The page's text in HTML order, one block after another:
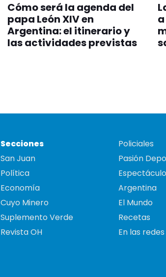
Cómo será la agenda del
papa León XIV en
Argentina: el itinerario y
las actividades previstas
Secciones
San Juan
Política
Economía
Cuyo Minero
Suplemento Verde
Revista OH
Policiales
Pasión
Argentina
El Mundo
Recetas
En las redes